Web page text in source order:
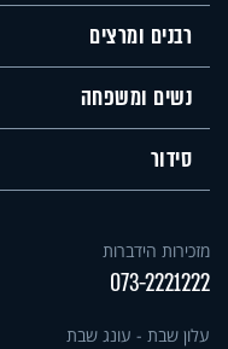
רבנים ומרצים
נשים ומשפחה
סידור
מזכירות הידברות
073-2221222
עלון שבת - עונג שבת